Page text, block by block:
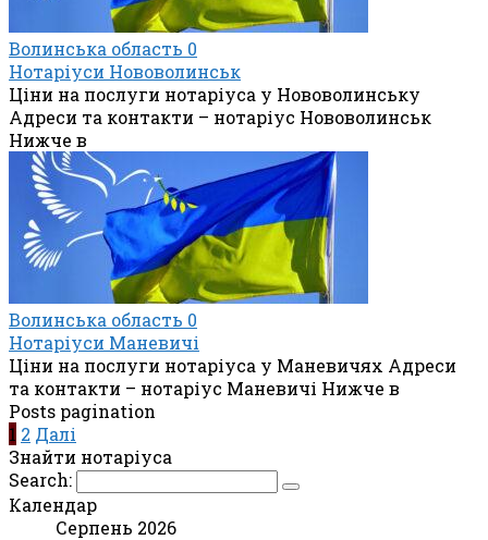
Волинська область 0
Нотаріуси Нововолинськ
Ціни на послуги нотаріуса у Нововолинську
Адреси та контакти – нотаріус Нововолинськ
Нижче в
Волинська область 0
Нотаріуси Маневичі
Ціни на послуги нотаріуса у Маневичях Адреси
та контакти – нотаріус Маневичі Нижче в
Posts pagination
1 2 Далі
Знайти нотаріуса
Search:
Календар
Серпень 2026